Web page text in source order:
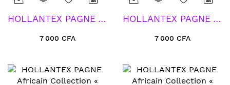
HOLLANTEX PAGNE Africain Collection « Soft Coton » Tir Bouchon
7 000 CFA
HOLLANTEX PAGNE Africain Collection « Soft Coton » Ongle de Terresse
7 000 CFA